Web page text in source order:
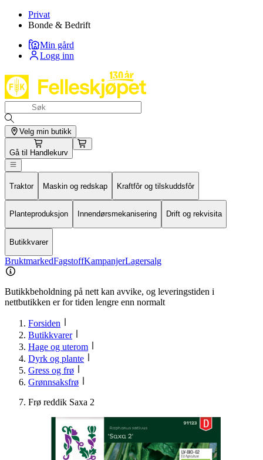
Privat
Bonde & Bedrift
Min gård
Logg inn
Velg min butikk
Gå til Handlekurv
Traktor Maskin og redskap Kraftfôr og tilskuddsfôr
Planteproduksjon Innendørsmekanisering Drift og rekvisita
Butikkvarer
BruktmarkedFagstoffKampanjerLagersalg
Butikkbeholdning på nett kan avvike, og leveringstiden i
nettbutikken er for tiden lengre enn normalt
Forsiden
Butikkvarer
Hage og uterom
Dyrk og plante
Gress og frø
Grønnsaksfrø
Frø reddik Saxa 2